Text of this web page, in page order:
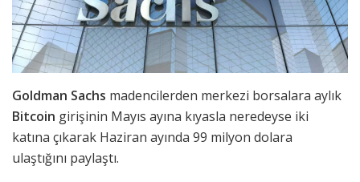
Goldman Sachs madencilerden merkezi borsalara aylık
Bitcoin girişinin Mayıs ayına kıyasla neredeyse iki
katına çıkarak Haziran ayında 99 milyon dolara
ulaştığını paylaştı.